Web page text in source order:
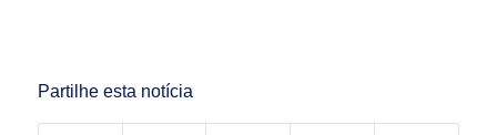
Partilhe esta notícia